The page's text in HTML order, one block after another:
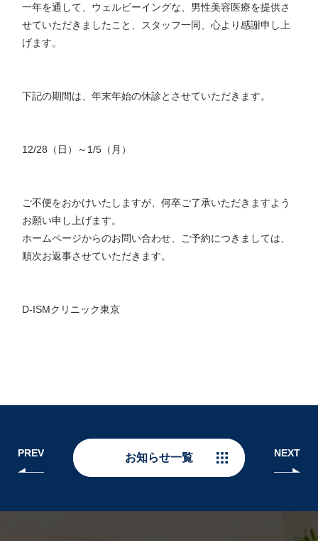
一年を通して、ウェルビーイングな、男性美容医療を提供さ
せていただきましたこと、スタッフ一同、心より感謝申し上
げます。
下記の期間は、年末年始の休診とさせていただきます。
12/28（日）～1/5（月）
ご不便をおかけいたしますが、何卒ご了承いただきますよう
お願い申し上げます。
ホームページからのお問い合わせ、ご予約につきましては、
順次お返事させていただきます。
D-ISMクリニック東京
PREV お知らせ一覧 NEXT